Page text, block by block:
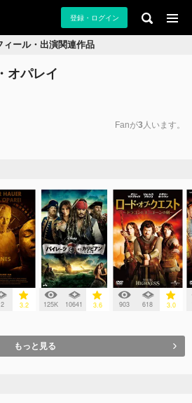
登録・ログイン
ール・出演関連作品
オパレイ
Fanが3 人います。
3.2 125K 10641 3.6 903 618 3.0
もっと見る